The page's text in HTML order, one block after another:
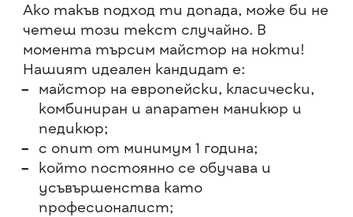
Ако такъв подход ти допада, може би не
четеш този текст случайно. В
момента търсим майстор на нокти!
Нашият идеален кандидат е:
майстор на европейски, класически,
комбиниран и апаратен маникюр и
педикюр;
с опит от минимум 1 година;
който постоянно се обучава и
усъвършенства като
професионалист;